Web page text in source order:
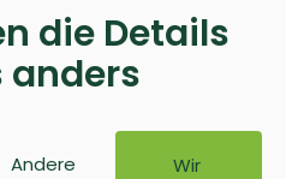
die Details
anders
Andere Wir